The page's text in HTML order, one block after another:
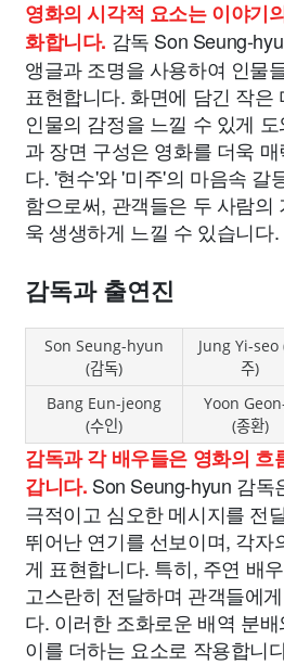
영화의 시각적 요소는 이야기
화합니다. 감독 Son Seung-
앵글과 조명을 사용하여 인물
표현합니다. 화면에 담긴 작은
인물의 감정을 느낄 수 있게
과 장면 구성은 영화를 더욱
다. '현수'와 '미주'의 마음속 갈
함으로써, 관객들은 두 사람의
욱 생생하게 느낄 수 있습니다.
감독과 출연진
Son Seung-hyun
(감독)
Jung Yi-seo
주)
Bang Eun-jeong
(수인)
Yoon
(종환)
감독과 각 배우들은 영화의 흐
갑니다. Son Seung-hyun 감
극적이고 심오한 메시지를 전
뛰어난 연기를 선보이며, 각자
게 표현합니다. 특히, 주연 배
고스란히 전달하며 관객들에
다. 이러한 조화로운 배역 분
이를 더하는 요소로 작용합니